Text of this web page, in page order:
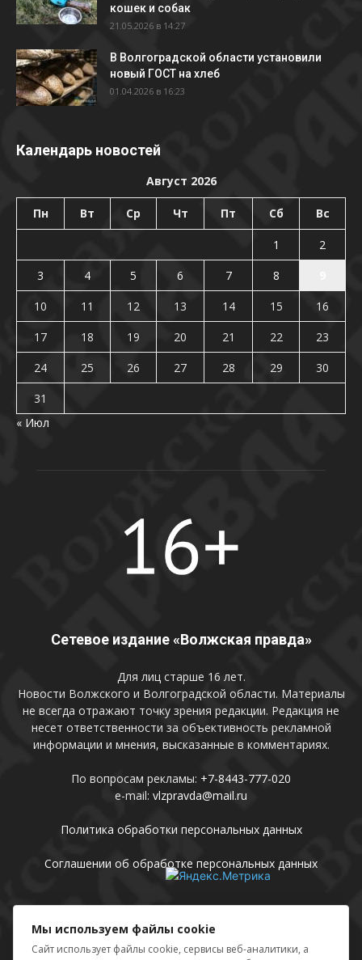
кошек и собак
21.05.2026 в 14:27
В Волгоградской области установили
новый ГОСТ на хлеб
01.04.2026 в 16:23
Календарь новостей
Август 2026
Пн Вт Ср Чт Пт Сб Вс
1
2
3
4 5 6 7 8
10
11 12 13 14 15
16
17
18 19 20 21 22
23
24
25 26 27 28 29
30
31
« Июл
Сетевое издание «Волжская правда»
Для лиц старше 16 лет.
Новости Волжского и Волгоградской области. Материалы
не всегда отражают точку зрения редакции. Редакция не
несет ответственности за объективность рекламной
информации и мнения, высказанные в комментариях.
По вопросам рекламы: +7-8443-777-020
e-mail: vlzpravda@mail.ru
Политика обработки персональных данных
Соглашении об обработке персональных данных
Присоединяйтесь
Мы используем файлы cookie
Сайт использует файлы cookie, сервисы веб-аналитики, а